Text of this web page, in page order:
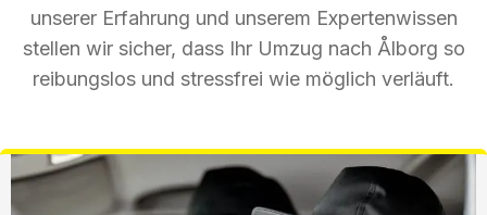
unserer Erfahrung und unserem Expertenwissen
stellen wir sicher, dass Ihr Umzug nach Ålborg so
reibungslos und stressfrei wie möglich verläuft.